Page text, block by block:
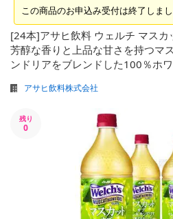
この商品のお申込み受付は終了しまし
[24本]アサヒ飲料 ウェルチ マス
芳醇な香りと上品な甘さを持つマ
ンドリアをブレンドした100％ホ
アサヒ飲料株式会社
残り
0